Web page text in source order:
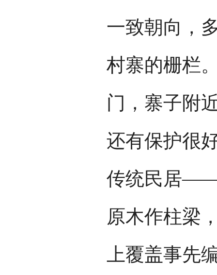
一致朝向，
村寨的栅栏
门，寨子附
还有保护很
传统民居
原木作柱梁
上覆盖事先